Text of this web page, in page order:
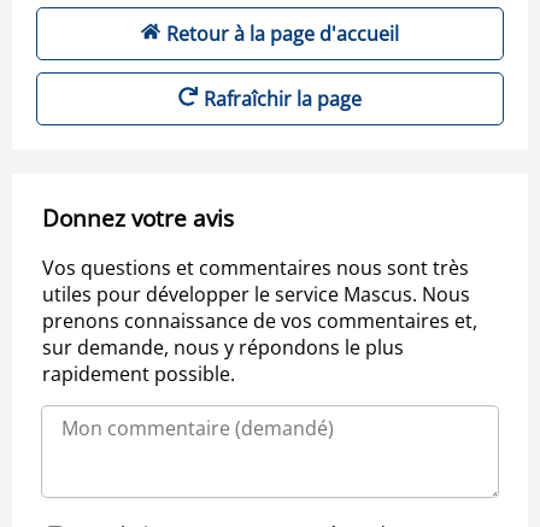
Retour à la page d'accueil
Rafraîchir la page
Donnez votre avis
Vos questions et commentaires nous sont très
utiles pour développer le service Mascus. Nous
prenons connaissance de vos commentaires et,
sur demande, nous y répondons le plus
rapidement possible.